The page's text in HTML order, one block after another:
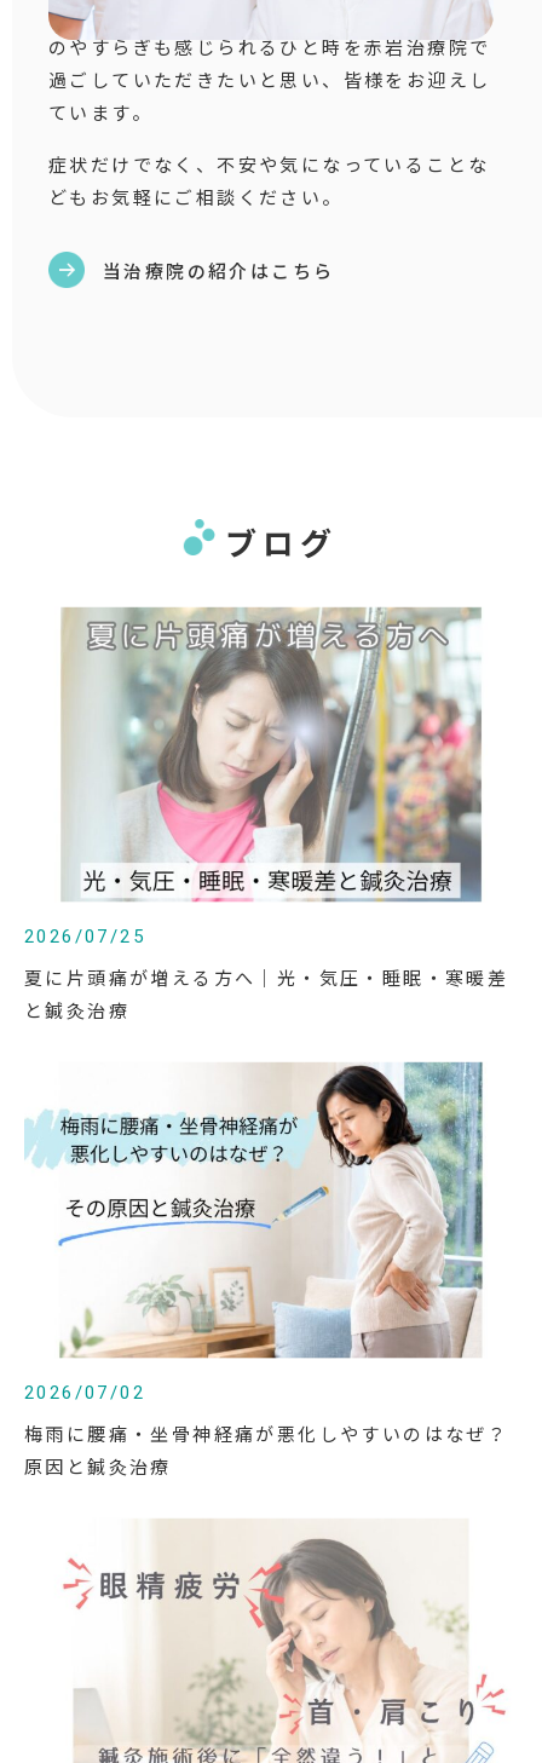
す。そんな時には、鍼灸の効果だけでなく、心
のやすらぎも感じられるひと時を赤岩治療院で
過ごしていただきたいと思い、皆様をお迎えし
ています。
症状だけでなく、不安や気になっていることな
どもお気軽にご相談ください。
当治療院の紹介はこちら
ブログ
2026/07/25
夏に片頭痛が増える方へ｜光・気圧・睡眠・寒暖差
と鍼灸治療
2026/07/02
梅雨に腰痛・坐骨神経痛が悪化しやすいのはなぜ？
原因と鍼灸治療